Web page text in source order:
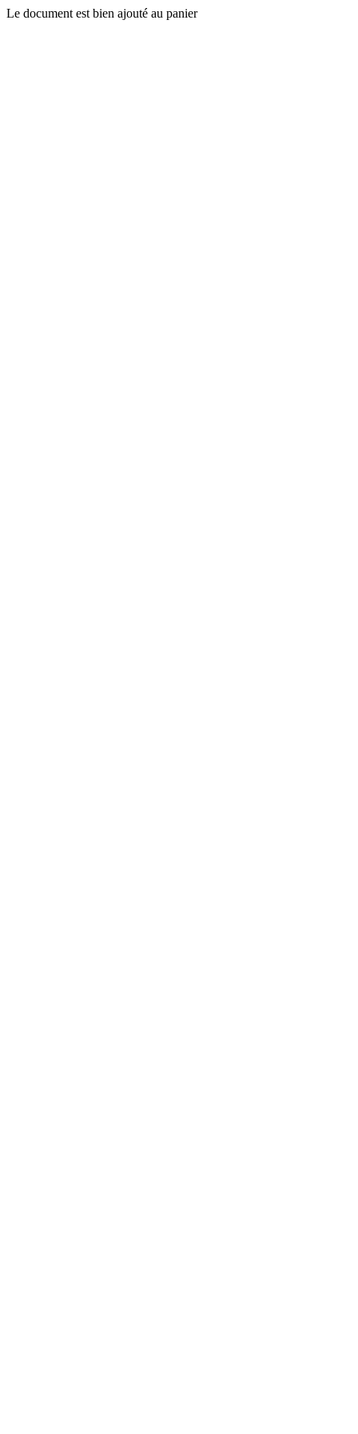
Le document est bien ajouté au panier